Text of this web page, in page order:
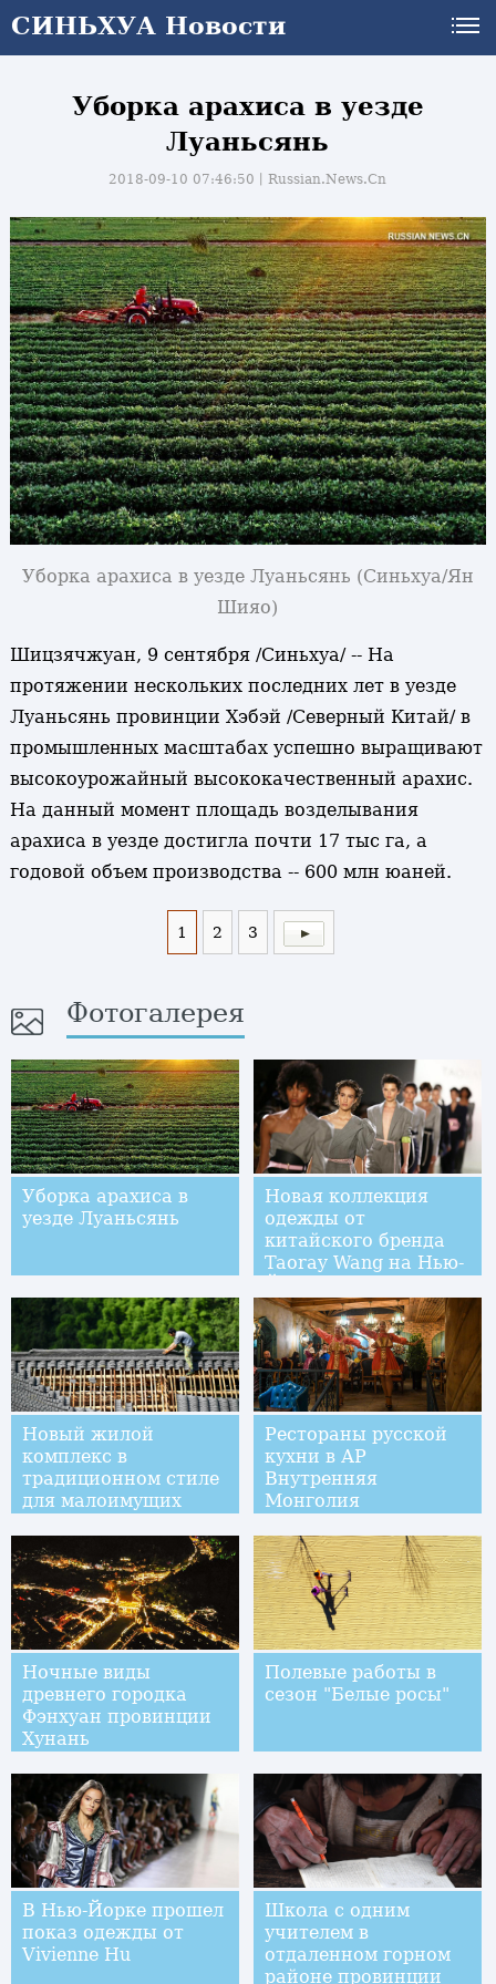
СИНЬХУА Новости
Уборка арахиса в уезде
Луаньсянь
2018-09-10 07:46:50丨Russian.News.Cn
Уборка арахиса в уезде Луаньсянь (Синьхуа/Ян
Шияо)
Шицзячжуан, 9 сентября /Синьхуа/ -- На
протяжении нескольких последних лет в уезде
Луаньсянь провинции Хэбэй /Северный Китай/ в
промышленных масштабах успешно выращивают
высокоурожайный высококачественный арахис.
На данный момент площадь возделывания
арахиса в уезде достигла почти 17 тыс га, а
годовой объем производства -- 600 млн юаней.
1 2 3
Фотогалерея
Уборка арахиса в
уезде Луаньсянь
Новая коллекция
одежды от
китайского бренда
Taoray Wang на Нью-
моды
Новый жилой
комплекс в
традиционном стиле
для малоимущих
Хубэй
Рестораны русской
кухни в АР
Внутренняя
Монголия
Ночные виды
древнего городка
Фэнхуан провинции
Хунань
Полевые работы в
сезон "Белые росы"
В Нью-Йорке прошел
показ одежды от
Vivienne Hu
Школа с одним
учителем в
отдаленном горном
районе провинции